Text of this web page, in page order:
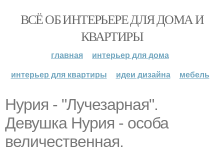
ВСЁ ОБ ИНТЕРЬЕРЕ ДЛЯ ДОМА И
КВАРТИРЫ
главная
интерьер для дома
интерьер для квартиры
идеи дизайна мебель
Нурия - "Лучезарная".
Девушка Нурия - особа
величественная.